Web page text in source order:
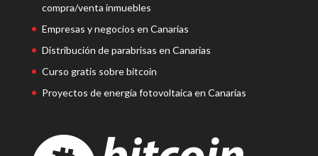
compra/venta inmuebles
Empresas y negocios en Canarias
Distribución de parabrisas en Canarias
Curso gratis sobre bitcoin
Proyectos de energía fotovoltaica en Canarias